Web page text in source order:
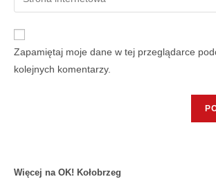
Zapamiętaj moje dane w tej przeglądarce
kolejnych komentarzy.
Więcej na OK! Kołobrzeg